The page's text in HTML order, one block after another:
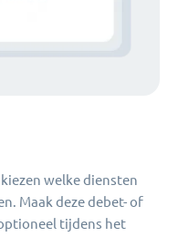
welke diensten
Maak deze debet- of
tijdens het